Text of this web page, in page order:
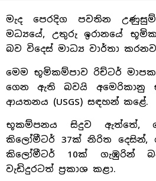
මැද පෙරදිග පවතින
මධ්‍යයේ, උතුරු ඉරානයේ
බව විදෙස් මාධ්‍ය වාර්තා
මෙම භූමිකම්පාව රිච්ටර්
ගෙන ඇති බවයි අමෙරිකානු
ආයතනය (USGS) සඳහන් කළේ.
භූකම්පනය සිදුව ඇත්තේ,
කිලෝමීටර් 37ක් නිරිත
කිලෝමීටර් 10ක් ගැඹුරින්
වැඩිදුරටත් ප්‍රකාශ කළා.